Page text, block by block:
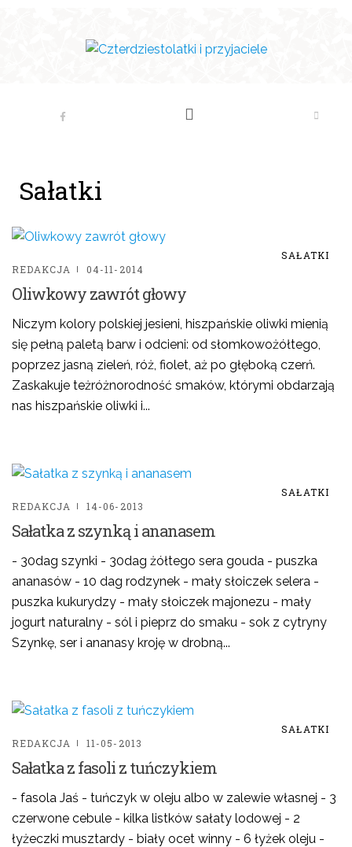
Sałatki
SAŁATKI
REDAKCJA
04-11-2014
Oliwkowy zawrót głowy
Niczym kolory polskiej jesieni, hiszpańskie oliwki mienią
się pełną paletą barw i odcieni: od słomkowożółtego,
poprzez jasną zieleń, róż, fiolet, aż po głęboką czerń.
Zaskakuje teżróżnorodność smaków, którymi obdarzają
nas hiszpańskie oliwki i...
SAŁATKI
REDAKCJA
14-06-2013
Sałatka z szynką i ananasem
- 30dag szynki - 30dag żółtego sera gouda - puszka
ananasów - 10 dag rodzynek - mały słoiczek selera -
puszka kukurydzy - mały słoiczek majonezu - mały
jogurt naturalny - sól i pieprz do smaku - sok z cytryny
Szynkę, ser i ananasy kroję w drobną...
SAŁATKI
REDAKCJA
11-05-2013
Sałatka z fasoli z tuńczykiem
- fasola Jaś - tuńczyk w oleju albo w zalewie własnej - 3
czerwone cebule - kilka listków sałaty lodowej - 2
łyżeczki musztardy - biały ocet winny - 6 łyżek oleju -